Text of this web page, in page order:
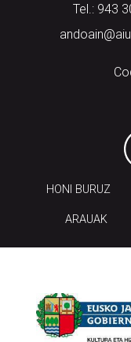
Tel.: 943
HONI BURUZ
ARAUAK